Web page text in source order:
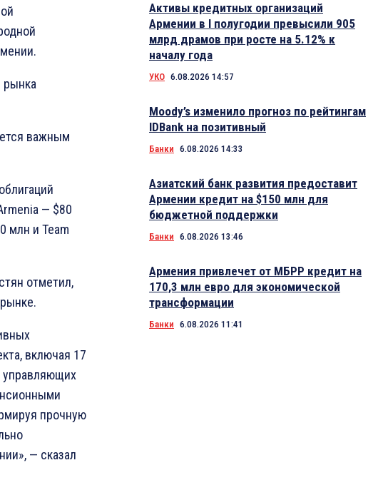
рынка
важным
— $80
млн и Team
отметил,
включая 17
управляющих
прочную
— сказал
Активы кредитных организаций
Армении в I полугодии превысили 905
млрд драмов при росте на 5.12% к
началу года
УКО 6.08.2026 14:57
Moody’s изменило прогноз по рейтингам
IDBank на позитивный
Банки 6.08.2026 14:33
Азиатский банк развития предоставит
Армении кредит на $150 млн для
бюджетной поддержки
Банки 6.08.2026 13:46
Армения привлечет от МБРР кредит на
170,3 млн евро для экономической
трансформации
Банки 6.08.2026 11:41